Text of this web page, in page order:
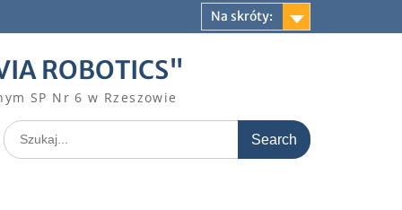
Na skróty:
ROBOTICS"
SP Nr 6 w Rzeszowie
Search
for: